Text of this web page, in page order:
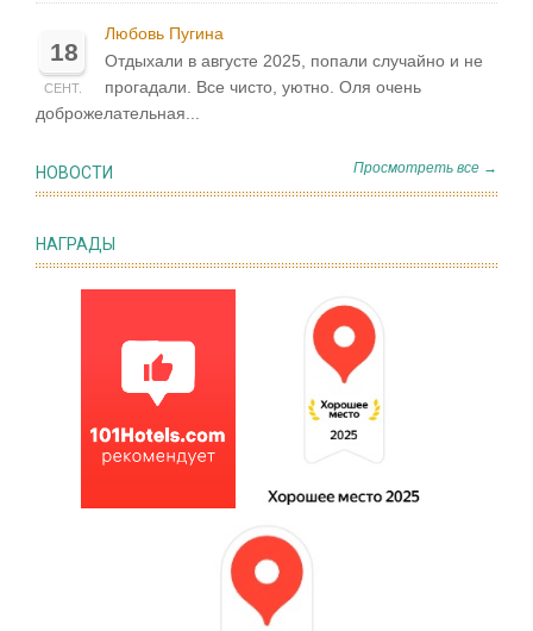
18
СЕНТ.
Любовь Пугина
Отдыхали в августе 2025, попали случайно и не
прогадали. Все чисто, уютно. Оля очень
доброжелательная...
НОВОСТИ Просмотреть все →
НАГРАДЫ